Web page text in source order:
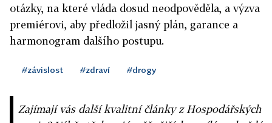
otázky, na které vláda dosud neodpověděla, a výzva
premiérovi, aby předložil jasný plán, garance a
harmonogram dalšího postupu.
#závislost #zdraví #drogy
Zajímají vás další kvalitní články z Hospodářských